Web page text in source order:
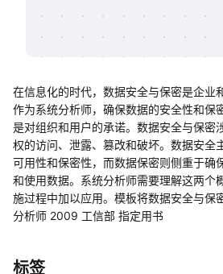
在信息化的时代，数据安全与保密是企业
作为系统分析师，确保数据的安全性和保
是对组织和用户的承诺。数据安全与保密
权的访问、泄露、篡改和破坏。数据安全
可用性和保密性，而数据保密则侧重于确
和使用数据。系统分析师需要理解这两个
施过程中加以应用。模板将数据安全与保
分析师 2009 工信部 指定用书
标签